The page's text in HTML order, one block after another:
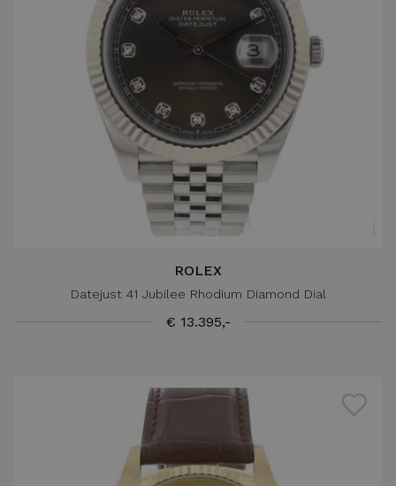
ROLEX
Datejust 41 Jubilee Rhodium Diamond Dial
€ 13.395,-